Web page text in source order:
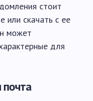
стоит
или скачать с ее
может
для